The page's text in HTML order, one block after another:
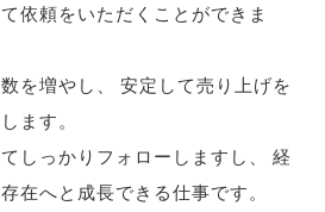
依頼をいただくことができま
を増やし
安定して売り上げを
ます。
しっかりフォローしますし
経
在へと成長できる仕事です。